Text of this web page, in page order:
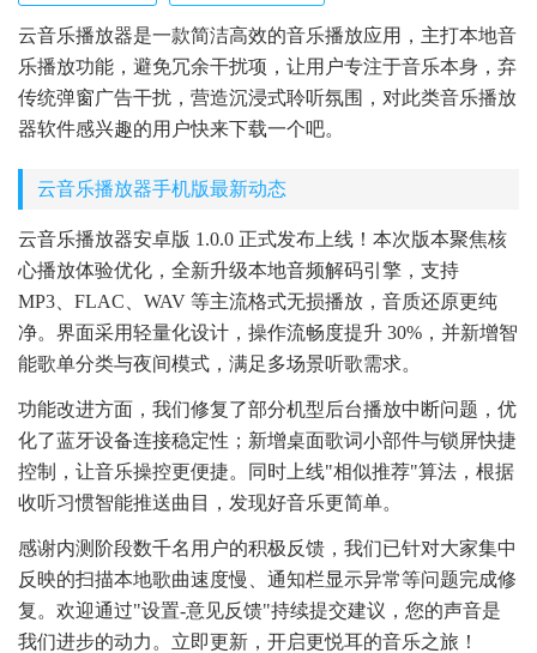
云音乐播放器是一款简洁高效的音乐播放应用，主打本地音
乐播放功能，避免冗余干扰项，让用户专注于音乐本身，弃
传统弹窗广告干扰，营造沉浸式聆听氛围，对此类音乐播放
器软件感兴趣的用户快来下载一个吧。
云音乐播放器手机版最新动态
云音乐播放器安卓版 1.0.0 正式发布上线！本次版本聚焦核
心播放体验优化，全新升级本地音频解码引擎，支持
MP3、FLAC、WAV 等主流格式无损播放，音质还原更纯
净。界面采用轻量化设计，操作流畅度提升 30%，并新增智
能歌单分类与夜间模式，满足多场景听歌需求。
功能改进方面，我们修复了部分机型后台播放中断问题，优
化了蓝牙设备连接稳定性；新增桌面歌词小部件与锁屏快捷
控制，让音乐操控更便捷。同时上线"相似推荐"算法，根据
收听习惯智能推送曲目，发现好音乐更简单。
感谢内测阶段数千名用户的积极反馈，我们已针对大家集中
反映的扫描本地歌曲速度慢、通知栏显示异常等问题完成修
复。欢迎通过"设置-意见反馈"持续提交建议，您的声音是
我们进步的动力。立即更新，开启更悦耳的音乐之旅！